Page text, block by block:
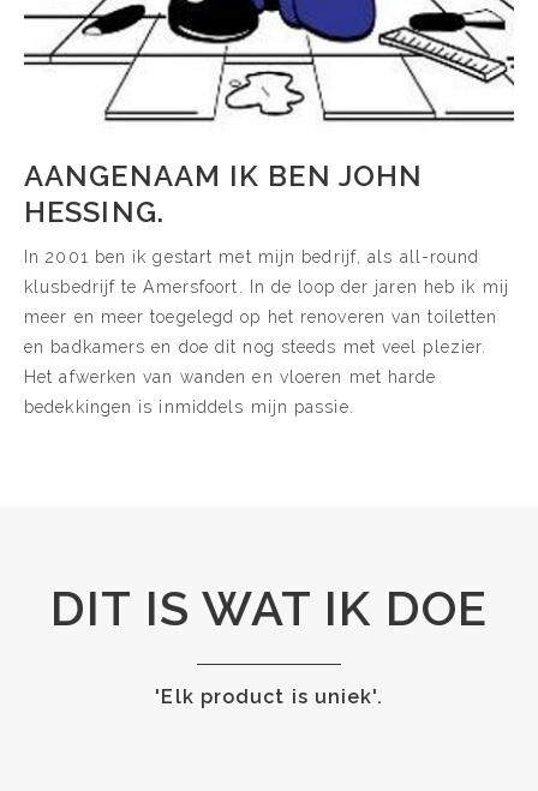
AANGENAAM IK BEN JOHN
HESSING.
In 2001 ben ik gestart met mijn bedrijf, als all-round
klusbedrijf te Amersfoort. In de loop der jaren heb ik mij
meer en meer toegelegd op het renoveren van toiletten
en badkamers en doe dit nog steeds met veel plezier.
Het afwerken van wanden en vloeren met harde
bedekkingen is inmiddels mijn passie.
DIT IS WAT IK DOE
'Elk product is uniek'.